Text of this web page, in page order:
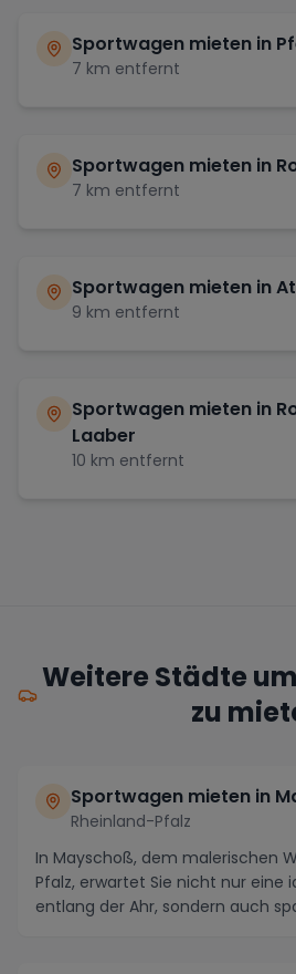
Sportwagen mieten in
7 km entfernt
Sportwagen mieten in
7 km entfernt
Sportwagen mieten in
9 km entfernt
Sportwagen mieten in
Laaber
10 km entfernt
Weitere Städte
zu
Sportwagen mieten in
Rheinland-Pfalz
In Mayschoß, dem malerischen
Pfalz, erwartet Sie nicht nur eine
entlang der Ahr, sondern auch